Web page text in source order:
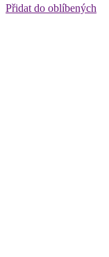
Přidat do oblíbených